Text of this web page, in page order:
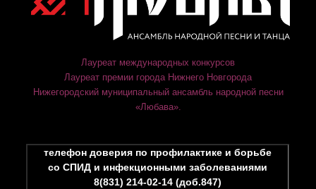
Лауреат международных конкурсов
Лауреат премии города Нижнего Новгорода
Нижегородский муниципальный ансамбль народной песни
«Любава».
телефон доверия по профилактике и борьбе
со СПИД и инфекционными заболеваниями
8(831) 214-02-14 (доб.847)